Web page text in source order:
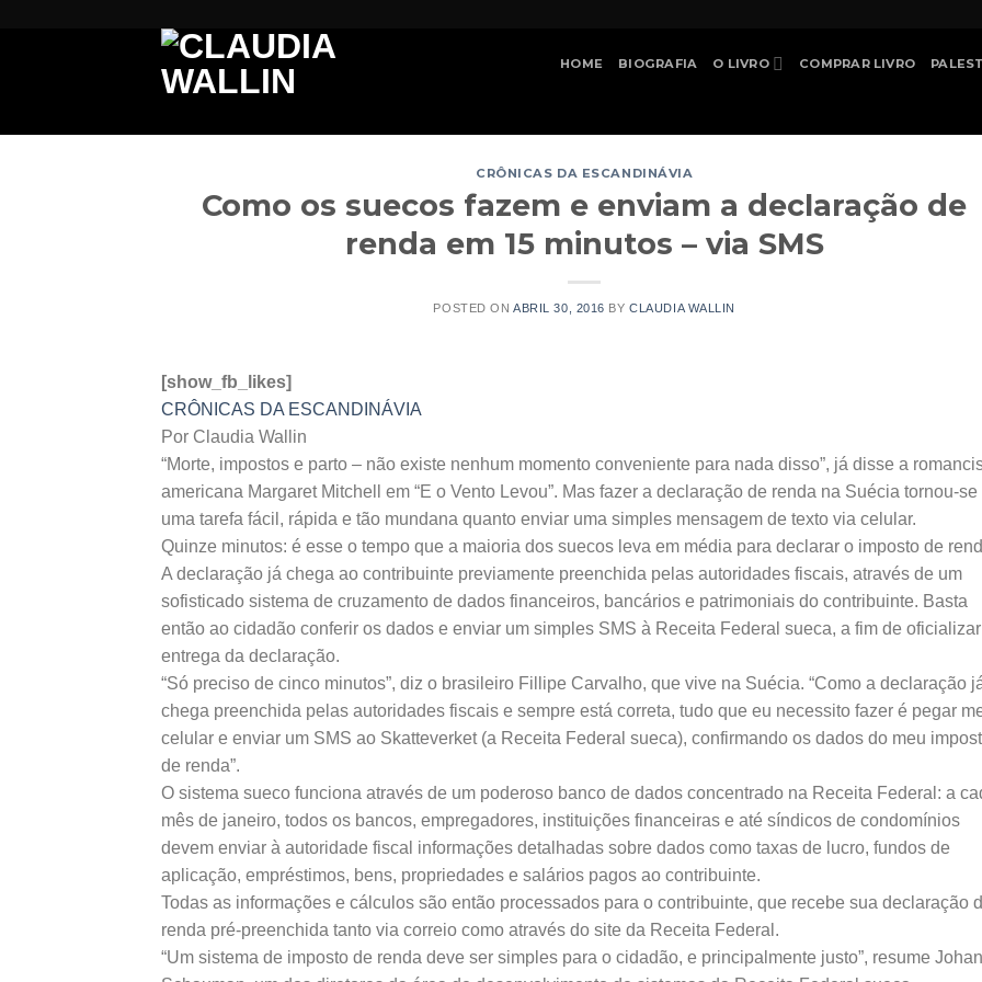
HOME BIOGRAFIA O LIVRO COMPRAR LIVRO
CRÔNICAS DA ESCANDINÁVIA
Como os suecos fazem e enviam a declaração de
renda em 15 minutos – via SMS
POSTED ONABRIL 30, 2016 BYCLAUDIA WALLIN
[show_fb_likes]
CRÔNICAS DA ESCANDINÁVIA
Por Claudia Wallin
“Morte, impostos e parto – não existe nenhum momento conveniente para nada disso”, já disse a
americana Margaret Mitchell em “E o Vento Levou”. Mas fazer a declaração de renda na Suécia tornou-se
uma tarefa fácil, rápida e tão mundana quanto enviar uma simples mensagem de texto via celular.
Quinze minutos: é esse o tempo que a maioria dos suecos leva em média para declarar o imposto de
A declaração já chega ao contribuinte previamente preenchida pelas autoridades fiscais, através de um
sofisticado sistema de cruzamento de dados financeiros, bancários e patrimoniais do contribuinte. Basta
então ao cidadão conferir os dados e enviar um simples SMS à Receita Federal sueca, a fim de
entrega da declaração.
“Só preciso de cinco minutos”, diz o brasileiro Fillipe Carvalho, que vive na Suécia. “Como a declaração
chega preenchida pelas autoridades fiscais e sempre está correta, tudo que eu necessito fazer é pegar
celular e enviar um SMS ao Skatteverket (a Receita Federal sueca), confirmando os dados do meu
de renda”.
O sistema sueco funciona através de um poderoso banco de dados concentrado na Receita Federal: a
mês de janeiro, todos os bancos, empregadores, instituições financeiras e até síndicos de condomínios
devem enviar à autoridade fiscal informações detalhadas sobre dados como taxas de lucro, fundos de
aplicação, empréstimos, bens, propriedades e salários pagos ao contribuinte.
Todas as informações e cálculos são então processados para o contribuinte, que recebe sua declaração
renda pré-preenchida tanto via correio como através do site da Receita Federal.
“Um sistema de imposto de renda deve ser simples para o cidadão, e principalmente justo”, resume Johan